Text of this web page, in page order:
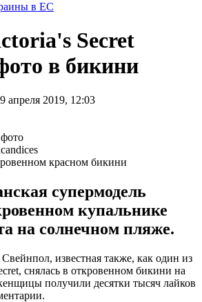
в ЕС
Secret
в бикини
апреля 2019, 12:03
красном бикини
супермодель
купальнике
на солнечном пляже.
известная также, как один из
снялась в откровенном бикини на
получили десятки тысяч лайков